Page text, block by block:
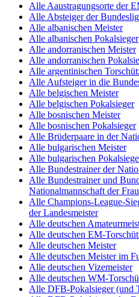
Alle Aaustragungsorte der
Alle Absteiger der
Alle albanischen Meister
Alle albanischen Pokalsieger
Alle andorranischen Meister
Alle andorranischen
Alle argentinischen
Alle Aufsteiger in die
Alle belgischen Meister
Alle belgischen Pokalsieger
Alle bosnischen Meister
Alle bosnischen Pokalsieger
Alle Brüderpaare in der
Alle bulgarischen Meister
Alle bulgarischen
Alle Bundestrainer der
Alle Bundestrainer und
Nationalmannschaft der
Alle Champions-League-
der Landesmeister
Alle deutschen
Alle deutschen EM-
Alle deutschen Meister
Alle deutschen Meister im
Alle deutschen Vizemeister
Alle deutschen WM-
Alle DFB-Pokalsieger (und